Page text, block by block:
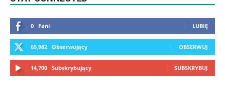
0 Fani LUBIĘ
65,982 Obserwujący OBSERWUJ
14,700 Subskrybujący SUBSKRYBUJ